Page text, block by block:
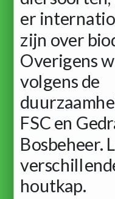
er
zijn over
Overigens
volgens de
FSC en
Bosbeheer.
houtkap.